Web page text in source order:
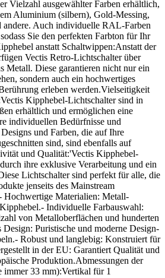
Vielzahl ausgewählter Farben erhältlich,
Aluminium (silbern), Gold-Messing,
andere. Auch individuelle RAL-Farben
Sie den perfekten Farbton für Ihr
anstatt Schaltwippen:Anstatt der
Vectis Retro-Lichtschalter über
Metall. Diese garantieren nicht nur ein
sondern auch ein hochwertiges
erleben werden.Vielseitigkeit
Kipphebel-Lichtschalter sind in
erhältlich und ermöglichen eine
individuellen Bedürfnisse und
und Farben, die auf Ihre
sind, sind ebenfalls auf
und Qualität:'Vectis Kipphebel-
ihre exklusive Verarbeitung und ein
Lichtschalter sind perfekt für alle, die
jenseits des Mainstream
Hochwertige Materialien: Metall-
Individuelle Farbauswahl:
von Metalloberflächen und hunderten
Puristische und moderne Design-
Robust und langlebig: Konstruiert für
in der EU: Garantiert Qualität und
Produktion.Abmessungen der
immer 33 mm):Vertikal für 1